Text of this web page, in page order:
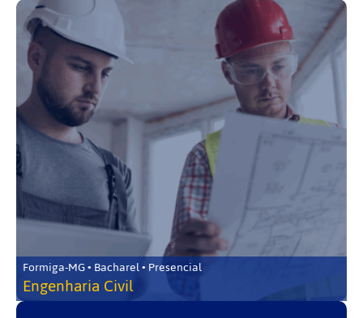
Formiga-MG • Bacharel • Presencial
Engenharia Civil